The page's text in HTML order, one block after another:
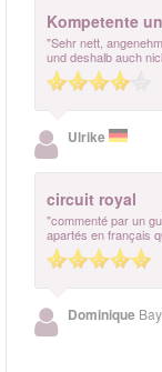
Kompetente
"Sehr nett,
und deshalb auch
Ulrike
circuit royal
"commenté par un
apartés en français
Dominique